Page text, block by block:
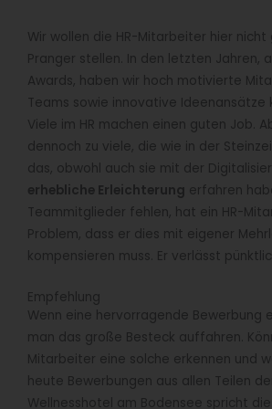
Wir wollen die HR-Mitarbeiter hier
Pranger stellen. In den letzten Jahren,
Awards, haben wir hoch motivierte
Teams sowie innovative Ideenansätze
Viele im HR machen einen guten Job.
dennoch zu viele, die wie in der
das, obwohl auch sie mit der
erhebliche Erleichterung erfahren
Teammitglieder fehlen, hat ein HR-
Problem, dass er dies mit eigener
kompensieren muss. Er verlässt
Empfehlung
Wenn eine hervorragende Bewerbung
man das große Besteck auffahren.
Mitarbeiter eine solche erkennen und
heute Bewerbungen aus allen Teilen
Wellnesshotel am Bodensee spricht